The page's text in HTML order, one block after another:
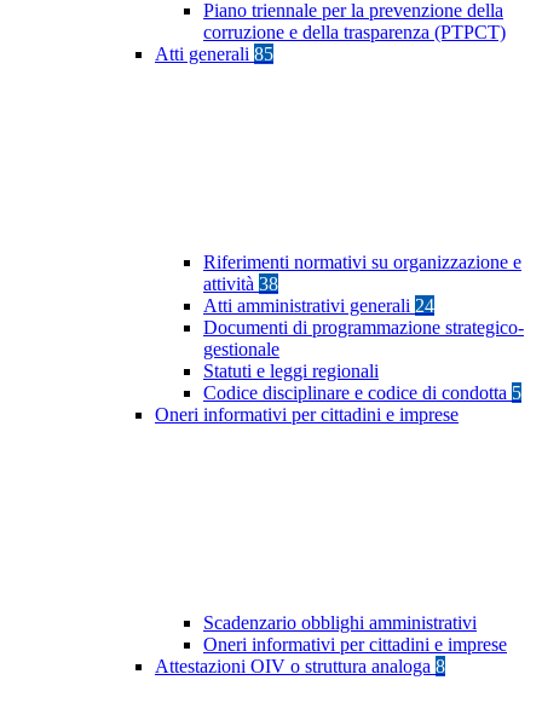
Piano triennale per la prevenzione della
corruzione e della trasparenza (PTPCT)
Atti generali 85
Riferimenti normativi su organizzazione e
attività 38
Atti amministrativi generali 24
Documenti di programmazione strategico-
gestionale
Statuti e leggi regionali
Codice disciplinare e codice di condotta 5
Oneri informativi per cittadini e imprese
Scadenzario obblighi amministrativi
Oneri informativi per cittadini e imprese
Attestazioni OIV o struttura analoga 8